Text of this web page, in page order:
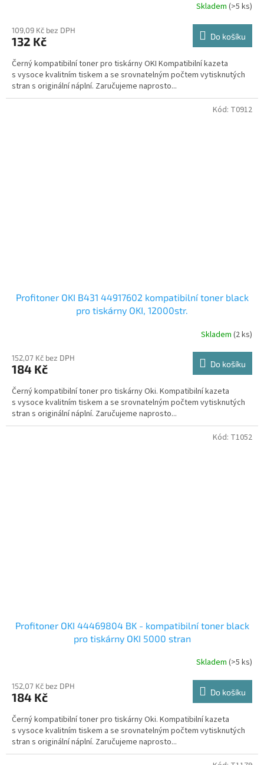
Skladem (>5 ks)
109,09 Kč bez DPH
132 Kč Do košíku
Černý kompatibilní toner pro tiskárny OKI Kompatibilní kazeta
s vysoce kvalitním tiskem a se srovnatelným počtem vytisknutých
stran s originální náplní. Zaručujeme naprosto...
Profitoner OKI B431 44917602 kompatibilní toner black
pro tiskárny OKI, 12000str.
Skladem (2 ks)
152,07 Kč bez DPH
184 Kč Do košíku
Černý kompatibilní toner pro tiskárny Oki. Kompatibilní kazeta
s vysoce kvalitním tiskem a se srovnatelným počtem vytisknutých
stran s originální náplní. Zaručujeme naprosto...
Kód: T0912
Profitoner OKI 44469804 BK - kompatibilní toner black
pro tiskárny OKI 5000 stran
Skladem (>5 ks)
152,07 Kč bez DPH
184 Kč Do košíku
Černý kompatibilní toner pro tiskárny Oki. Kompatibilní kazeta
s vysoce kvalitním tiskem a se srovnatelným počtem vytisknutých
stran s originální náplní. Zaručujeme naprosto...
Kód: T1052